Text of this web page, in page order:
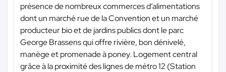
présence de nombreux commerces d’alimentations
dont un marché rue de la Convention et un marché
producteur bio et de jardins publics dont le parc
George Brassens qui offre rivière, bon dénivelé,
manège et promenade à poney. Logement central
grâce à la proximité des lignes de métro 12 (Station